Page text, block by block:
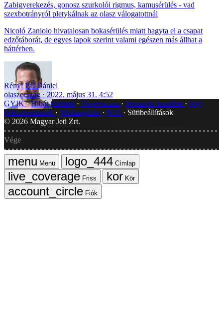
Zabigyerekezés, gonosz szurkolói rigmus, kamusérülés - vad
szexbotrányról pletykálnak az olasz válogatottnál
Nicoló Zaniolo hivatalosan bokasérülés miatt hagyta el a csapat
edzőtáborát, de egyes lapok szerint valami egészen más állhat a
háttérben.
Rényi Pál Dániel
olaszország
2022. május 31. 4:52
GYIK Hibát jelentek Impresszum Javítások kezelése
Jogi
dokumentumok
Médiaajánlat RSS
Sütibeállítások
© 2026 Magyar Jeti Zrt.
Vége
Menü
Címlap
Friss
Kör
Fiók